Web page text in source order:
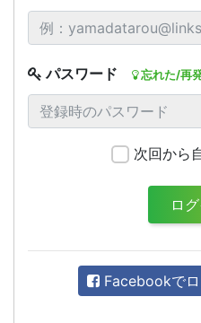
パスワード 忘れた/再
次回から
ロ
Facebookで